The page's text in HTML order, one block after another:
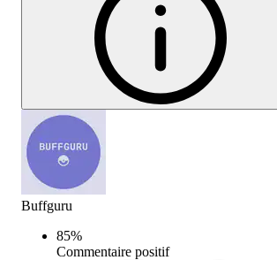
Buffguru
85%
Commentaire positif